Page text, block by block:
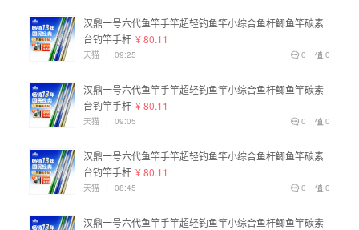
汉鼎一号六代鱼竿手竿超轻钓鱼竿小综合鱼杆鲫鱼竿碳素
台钓竿手杆 ¥ 80.11
0
0
天猫 | 09:25
汉鼎一号六代鱼竿手竿超轻钓鱼竿小综合鱼杆鲫鱼竿碳素
台钓竿手杆 ¥ 80.11
0
0
天猫 | 09:05
汉鼎一号六代鱼竿手竿超轻钓鱼竿小综合鱼杆鲫鱼竿碳素
台钓竿手杆 ¥ 80.11
0
0
天猫 | 08:45
汉鼎一号六代鱼竿手竿超轻钓鱼竿小综合鱼杆鲫鱼竿碳素